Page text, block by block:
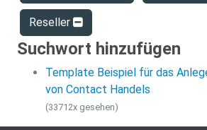
Reseller
Suchwort hinzufügen
Template Beispiel für das
von Contact Handels
(33712x gesehen)